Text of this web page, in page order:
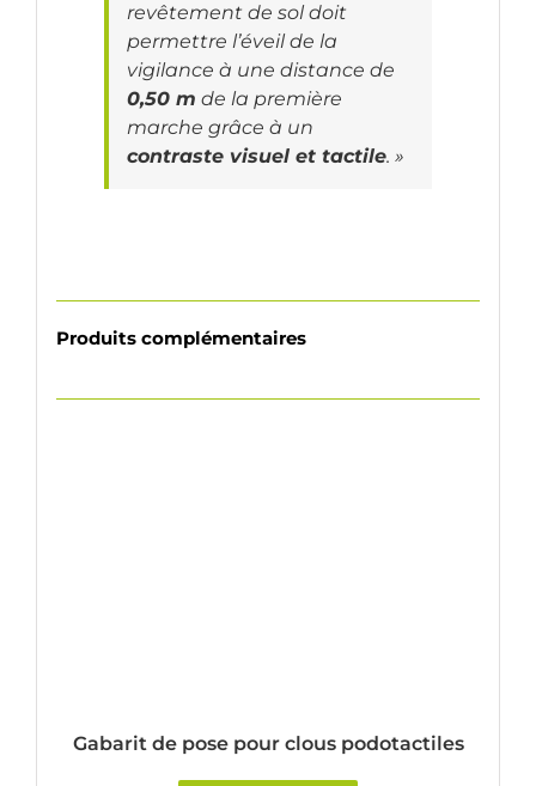
revêtement de sol doit
permettre l’éveil de la
vigilance à une distance de
0,50 m de la première
marche grâce à un
contraste visuel et tactile. »
Produits complémentaires
Gabarit de pose pour clous podotactiles